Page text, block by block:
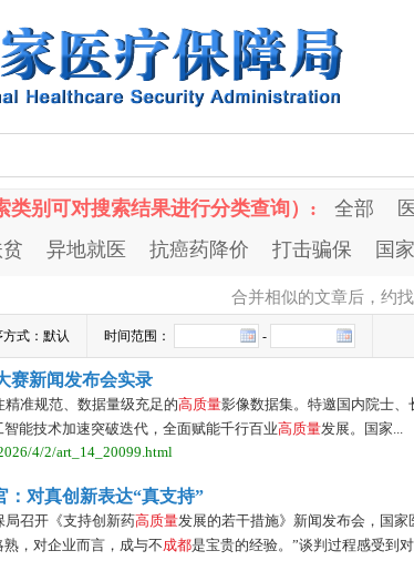
类别可对搜索结果进行分类查询）: 全部
异地就医 抗癌药降价 打击骗保 国
合并相似的文章后，约找
式： 默认 时间范围： -
赛新闻发布会实录
精准规范、数据量级充足的高质量影像数据集。特邀国内院士、
能技术加速突破迭代，全面赋能千行百业高质量发展。国家...
4/2/art_14_20099.html
：对真创新表达“真支持”
局召开《支持创新药高质量发展的若干措施》新闻发布会，国
，对企业而言，成与不成都是宝贵的经验。”谈判过程感受到